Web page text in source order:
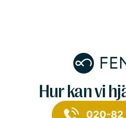
Hur kan vi
020-82